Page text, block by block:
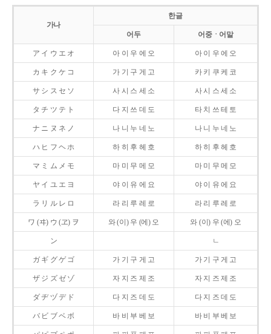
가나
한글
어두 어중ㆍ어말
ア イ ウ エ オ 아 이 우 에 오 아 이 우 에 오
カ キ ク ケ コ 가 기 구 게 고 카 키 쿠 케 코
サ シ ス セ ソ 사 시 스 세 소 사 시 스 세 소
タ チ ツ テ ト 다 지 쓰 데 도 타 치 쓰 테 토
ナ ニ ヌ ネ ノ 나 니 누 네 노 나 니 누 네 노
ハ ヒ フ ヘ ホ 하 히 후 헤 호 하 히 후 헤 호
マ ミ ム メ モ 마 미 무 메 모 마 미 무 메 모
ヤ イ ユ エ ヨ 야 이 유 에 요 야 이 유 에 요
ラ リ ル レ ロ 라 리 루 레 로 라 리 루 레 로
ワ (ヰ) ウ (ヱ) ヲ 와 (이) 우 (에) 오 와 (이) 우 (에) 오
ン ㄴ
ガ ギ グ ゲ ゴ 가 기 구 게 고 가 기 구 게 고
ザ ジ ズ ゼ ゾ 자 지 즈 제 조 자 지 즈 제 조
ダ ヂ ヅ デ ド 다 지 즈 데 도 다 지 즈 데 도
バ ビ ブ ベ ボ 바 비 부 베 보 바 비 부 베 보